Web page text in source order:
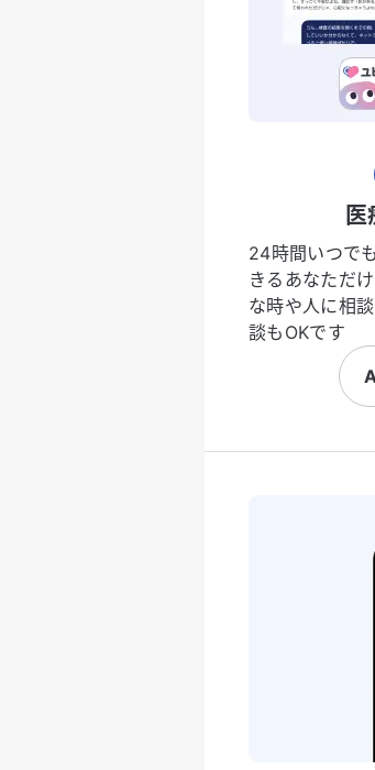
24時間いつで
きるあなただ
な時や人に相
談もOKです